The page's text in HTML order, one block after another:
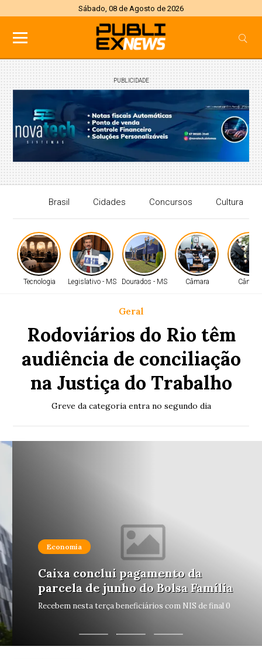
Sábado, 08 de Agosto de 2026
PUBLICIDADE
Brasil Cidades Concursos Cultura
Tecnologia Legislativo - MS Dourados - MS Câmara Câmara
Geral
Rodoviários do Rio têm
audiência de conciliação
na Justiça do Trabalho
Greve da categoria entra no segundo dia
Economia
Caixa conclui pagamento da
parcela de junho do Bolsa Família
Recebem nesta terça beneficiários com NIS de final 0